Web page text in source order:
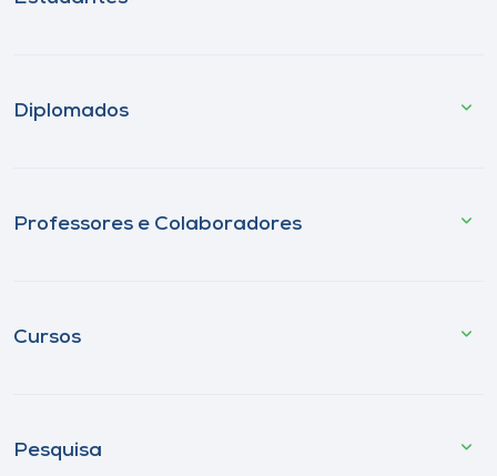
Diplomados
Professores e Colaboradores
Cursos
Pesquisa